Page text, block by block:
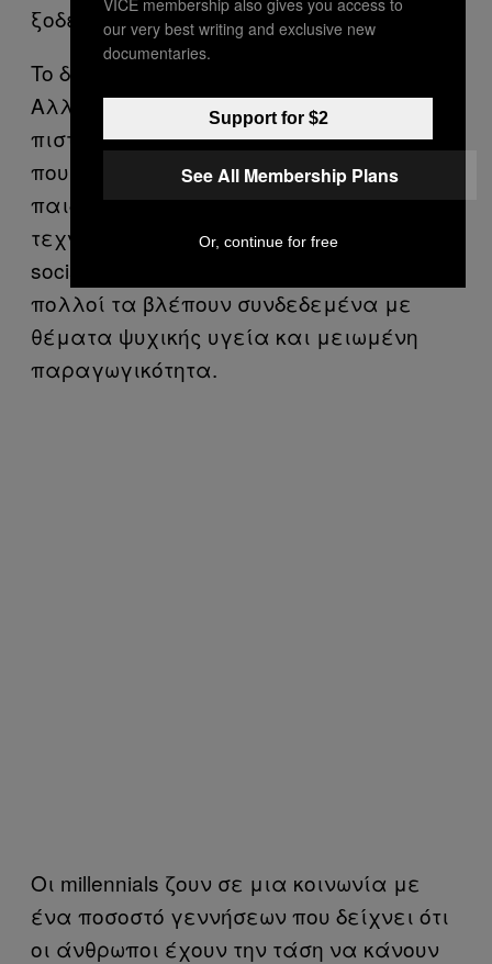
ξοδεύαμε online.
To δεύτερο είναι μάλλον απίθανο.
Αλλά ειδικοί με τους οποίους μίλησα,
πιστεύουν ότι έχει σημασία ο τρόπος
που αφήνουν οι σημερινοί γονείς τα
παιδιά τους να χρησιμοποιούν την
τεχνολογία. Οι millennials μπήκαν στα
social media στην εφηβεία τους και
πολλοί τα βλέπουν συνδεδεμένα με
θέματα ψυχικής υγεία και μειωμένη
παραγωγικότητα.
Oι millennials ζουν σε μια κοινωνία με
ένα ποσοστό γεννήσεων που δείχνει ότι
οι άνθρωποι έχουν την τάση να κάνουν
our very best writing and exclusive new
documentaries.
Support for $2
See All Membership Plans
Or, continue for free